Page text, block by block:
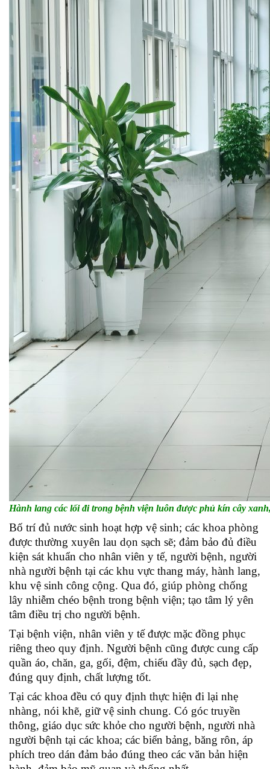
Hành lang các lối đi trong bệnh viện luôn được phủ kín cây
Bố trí đủ nước sinh hoạt hợp vệ sinh; các khoa phòng
được thường xuyên lau dọn sạch sẽ; đảm bảo đủ điều
kiện sát khuẩn cho nhân viên y tế, người bệnh, người
nhà người bệnh tại các khu vực thang máy, hành lang,
khu vệ sinh công cộng. Qua đó, giúp phòng chống
lây nhiễm chéo bệnh trong bệnh viện; tạo tâm lý yên
tâm điều trị cho người bệnh.
Tại bệnh viện, nhân viên y tế được mặc đồng phục
riêng theo quy định. Người bệnh cũng được cung cấp
quần áo, chăn, ga, gối, đệm, chiếu đầy đủ, sạch đẹp,
đúng quy định, chất lượng tốt.
Tại các khoa đều có quy định thực hiện đi lại nhẹ
nhàng, nói khẽ, giữ vệ sinh chung. Có góc truyền
thông, giáo dục sức khỏe cho người bệnh, người nhà
người bệnh tại các khoa; các biển bảng, băng rôn, áp
phích treo dán đảm bảo đúng theo các văn bản hiện